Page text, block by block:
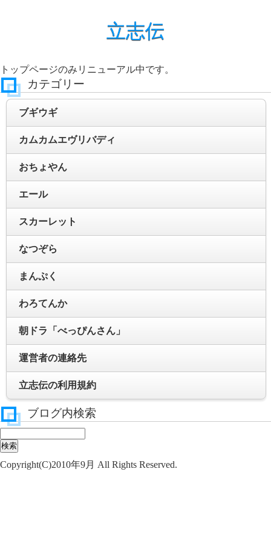
立志伝
トップページのみリニューアル中です。
カテゴリー
ブギウギ
カムカムエヴリバディ
おちょやん
エール
スカーレット
なつぞら
まんぷく
わろてんか
朝ドラ「べっぴんさん」
運営者の連絡先
立志伝の利用規約
ブログ内検索
Copyright(C)2010年9月 All Rights Reserved.